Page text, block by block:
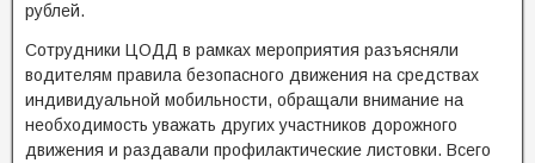
рублей.
Сотрудники ЦОДД в рамках мероприятия разъясняли
водителям правила безопасного движения на средствах
индивидуальной мобильности, обращали внимание на
необходимость уважать других участников дорожного
движения и раздавали профилактические листовки. Всего